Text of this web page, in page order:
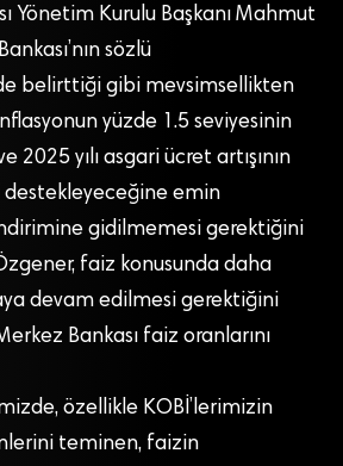
Yönetim Kurulu Başkanı Mahmut
sözlü
belirttiği gibi mevsimsellikten
yüzde 1.5 seviyesinin
2025 yılı asgari ücret artışının
destekleyeceğine emin
gidilmemesi gerektiğini
faiz konusunda daha
devam edilmesi gerektiğini
Bankası faiz oranlarını
özellikle KOBİ’lerimizin
teminen, faizin